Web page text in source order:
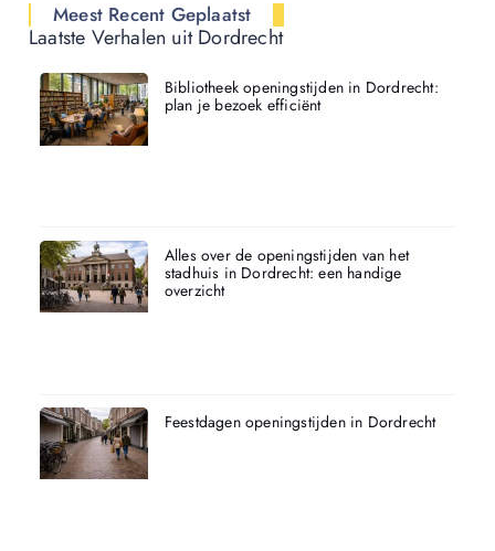
Meest Recent Geplaatst
Laatste Verhalen uit Dordrecht
Bibliotheek openingstijden in Dordrecht:
plan je bezoek efficiënt
Alles over de openingstijden van het
stadhuis in Dordrecht: een handige
overzicht
Feestdagen openingstijden in Dordrecht